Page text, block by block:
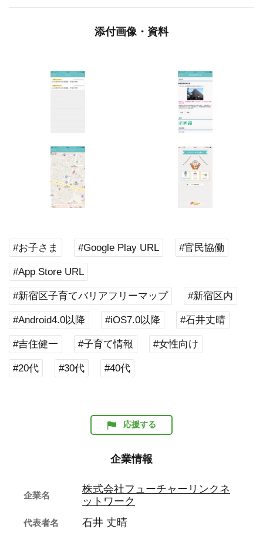
添付画像・資料
#お子さま #Google Play URL #官民協働
#App Store URL
#新宿区子育てバリアフリーマップ #新宿区内
#Android4.0以降 #iOS7.0以降 #石井丈晴
#吉住健一 #子育て情報 #女性向け
#20代 #30代 #40代
応援する
企業情報
企業名
株式会社フューチャーリンクネ
ットワーク
代表者名 石井 丈晴